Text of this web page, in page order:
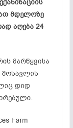
მდელოზე
აღება 24
მარწყვისა
მოსავლის
დიდ
Farm